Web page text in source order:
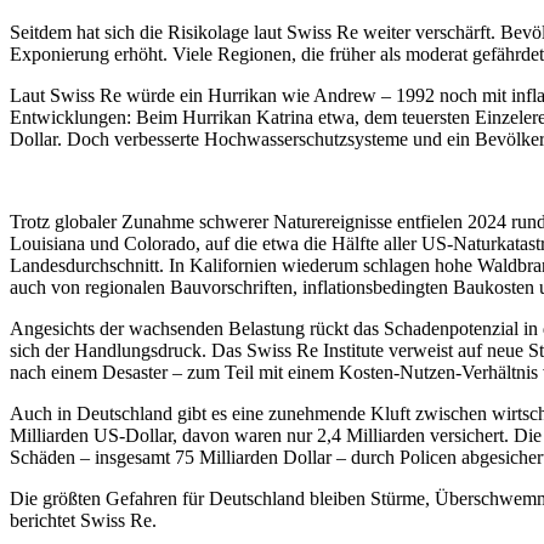
Seitdem hat sich die Risikolage laut Swiss Re weiter verschärft.
Exponierung erhöht. Viele Regionen, die früher als moderat
Laut Swiss Re würde ein Hurrikan wie Andrew – 1992 noch mit
Entwicklungen: Beim Hurrikan Katrina etwa, dem teuersten
Dollar. Doch verbesserte Hochwasserschutzsysteme und ein
Trotz globaler Zunahme schwerer Naturereignisse entfielen 2024
Louisiana und Colorado, auf die etwa die Hälfte aller US-
Landesdurchschnitt. In Kalifornien wiederum schlagen hohe
auch von regionalen Bauvorschriften, inflationsbedingten Baukosten
Angesichts der wachsenden Belastung rückt das Schadenpotenzial
sich der Handlungsdruck. Das Swiss Re Institute verweist auf neue
nach einem Desaster – zum Teil mit einem Kosten-Nutzen-
Auch in Deutschland gibt es eine zunehmende Kluft zwischen
Milliarden US-Dollar, davon waren nur 2,4 Milliarden versichert.
Schäden – insgesamt 75 Milliarden Dollar – durch Policen
Die größten Gefahren für Deutschland bleiben Stürme,
berichtet Swiss Re.